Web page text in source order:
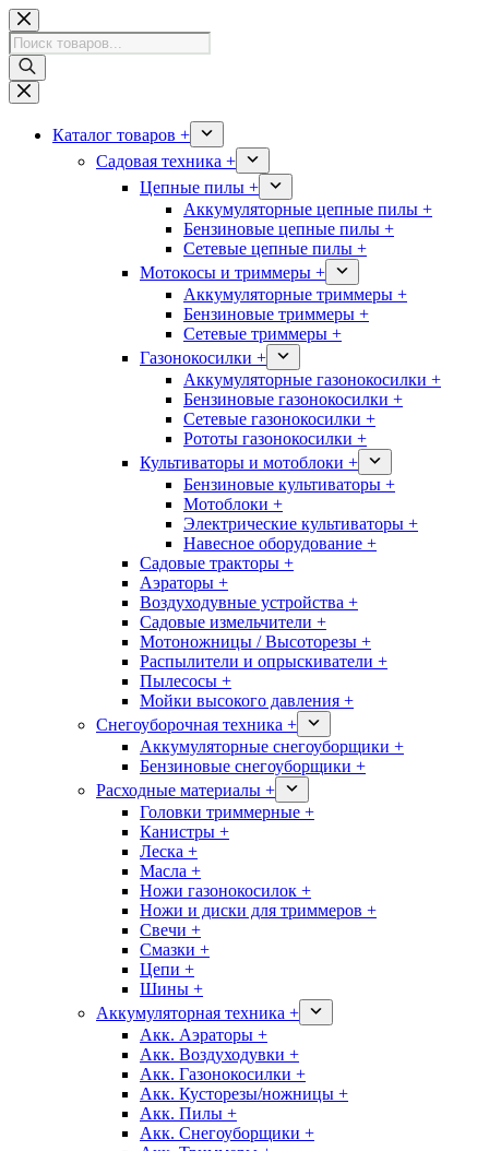
Перейти
к
сути
Поиск
товаров
Каталог товаров +
Садовая техника +
Цепные пилы +
Аккумуляторные цепные пилы +
Бензиновые цепные пилы +
Сетевые цепные пилы +
Мотокосы и триммеры +
Аккумуляторные триммеры +
Бензиновые триммеры +
Сетевые триммеры +
Газонокосилки +
Аккумуляторные газонокосилки +
Бензиновые газонокосилки +
Сетевые газонокосилки +
Рототы газонокосилки +
Культиваторы и мотоблоки +
Бензиновые культиваторы +
Мотоблоки +
Электрические культиваторы +
Навесное оборудование +
Садовые тракторы +
Аэраторы +
Воздуходувные устройства +
Садовые измельчители +
Мотоножницы / Высоторезы +
Распылители и опрыскиватели +
Пылесосы +
Мойки высокого давления +
Снегоуборочная техника +
Аккумуляторные снегоуборщики +
Бензиновые снегоуборщики +
Расходные материалы +
Головки триммерные +
Канистры +
Леска +
Масла +
Ножи газонокосилок +
Ножи и диски для триммеров +
Свечи +
Смазки +
Цепи +
Шины +
Аккумуляторная техника +
Акк. Аэраторы +
Акк. Воздуходувки +
Акк. Газонокосилки +
Акк. Кусторезы/ножницы +
Акк. Пилы +
Акк. Снегоуборщики +